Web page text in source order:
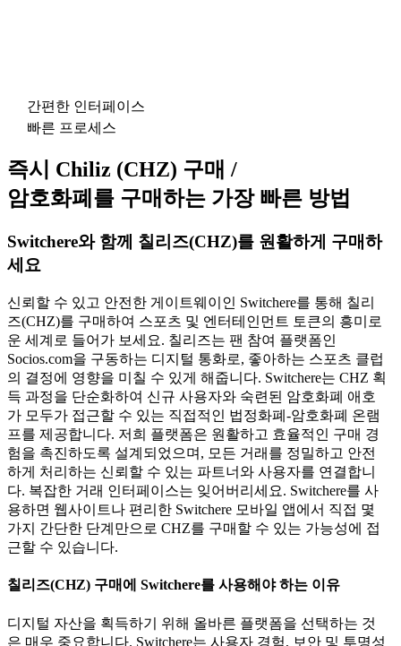
간편한 인터페이스
빠른 프로세스
즉시 Chiliz (CHZ) 구매 /
암호화폐를 구매하는 가장 빠른 방법
Switchere와 함께 칠리즈(CHZ)를 원활하게 구매하
세요
신뢰할 수 있고 안전한 게이트웨이인 Switchere를 통해 칠리
즈(CHZ)를 구매하여 스포츠 및 엔터테인먼트 토큰의 흥미로
운 세계로 들어가 보세요. 칠리즈는 팬 참여 플랫폼인
Socios.com을 구동하는 디지털 통화로, 좋아하는 스포츠 클럽
의 결정에 영향을 미칠 수 있게 해줍니다. Switchere는 CHZ 획
득 과정을 단순화하여 신규 사용자와 숙련된 암호화폐 애호
가 모두가 접근할 수 있는 직접적인 법정화폐-암호화폐 온램
프를 제공합니다. 저희 플랫폼은 원활하고 효율적인 구매 경
험을 촉진하도록 설계되었으며, 모든 거래를 정밀하고 안전
하게 처리하는 신뢰할 수 있는 파트너와 사용자를 연결합니
다. 복잡한 거래 인터페이스는 잊어버리세요. Switchere를 사
용하면 웹사이트나 편리한 Switchere 모바일 앱에서 직접 몇
가지 간단한 단계만으로 CHZ를 구매할 수 있는 가능성에 접
근할 수 있습니다.
칠리즈(CHZ) 구매에 Switchere를 사용해야 하는 이유
디지털 자산을 획득하기 위해 올바른 플랫폼을 선택하는 것
은 매우 중요합니다. Switchere는 사용자 경험, 보안 및 투명성